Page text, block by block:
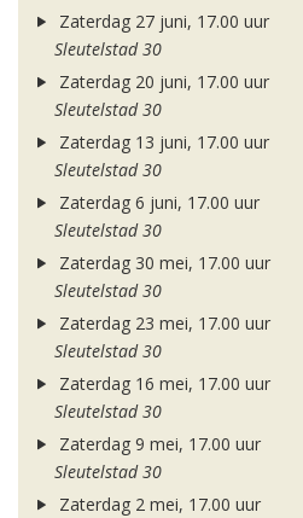
Zaterdag 27 juni, 17.00 uur
Sleutelstad 30
Zaterdag 20 juni, 17.00 uur
Sleutelstad 30
Zaterdag 13 juni, 17.00 uur
Sleutelstad 30
Zaterdag 6 juni, 17.00 uur
Sleutelstad 30
Zaterdag 30 mei, 17.00 uur
Sleutelstad 30
Zaterdag 23 mei, 17.00 uur
Sleutelstad 30
Zaterdag 16 mei, 17.00 uur
Sleutelstad 30
Zaterdag 9 mei, 17.00 uur
Sleutelstad 30
Zaterdag 2 mei, 17.00 uur